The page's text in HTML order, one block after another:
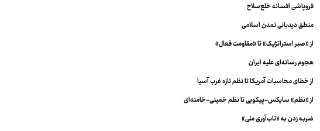
فروپاشی افسانه خلع‌سلاح
منطق دیدبانی تمدن اسلامی
از «صبر استراتژیک» تا «مقاومت فعال»
هجوم رسانه‌ای علیه ایران
از خطای محاسبات آمریکا تا نظم تازه غرب آسیا
از «نظم» سایکس-پیکویی تا نظم خمینی-خامنه‌ای
ضربه زدن به «تاب‌آوری ملی»